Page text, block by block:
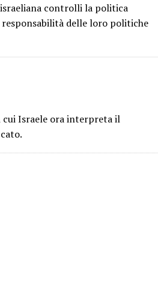
israeliana controlli la politica
delle loro politiche
cui Israele ora interpreta il